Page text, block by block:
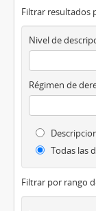
Filtrar resultados
Nivel de
Todas las
Filtrar por rango